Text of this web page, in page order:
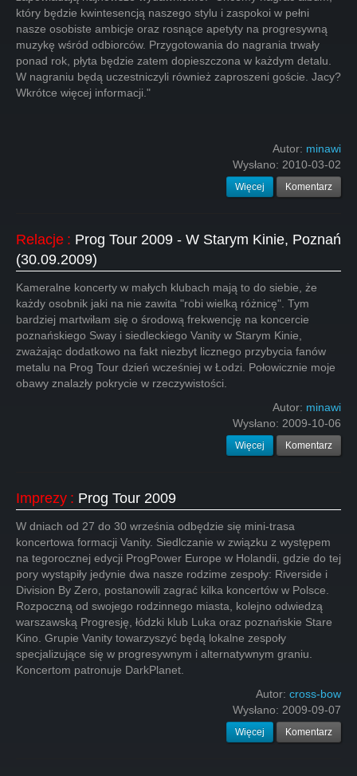
który będzie kwintesencją naszego stylu i zaspokoi w pełni
nasze osobiste ambicje oraz rosnące apetyty na progresywną
muzykę wśród odbiorców. Przygotowania do nagrania trwały
ponad rok, płyta będzie zatem dopieszczona w każdym detalu.
W nagraniu będą uczestniczyli również zaproszeni goście. Jacy?
Wkrótce więcej informacji."
Autor: minawi
Wysłano: 2010-03-02
Więcej Komentarz
Relacje : Prog Tour 2009 - W Starym Kinie, Poznań
(30.09.2009)
Kameralne koncerty w małych klubach mają to do siebie, że
każdy osobnik jaki na nie zawita "robi wielką różnicę". Tym
bardziej martwiłam się o środową frekwencję na koncercie
poznańskiego Sway i siedleckiego Vanity w Starym Kinie,
zważając dodatkowo na fakt niezbyt licznego przybycia fanów
metalu na Prog Tour dzień wcześniej w Łodzi. Połowicznie moje
obawy znalazły pokrycie w rzeczywistości.
Autor: minawi
Wysłano: 2009-10-06
Więcej Komentarz
Imprezy : Prog Tour 2009
W dniach od 27 do 30 września odbędzie się mini-trasa
koncertowa formacji Vanity. Siedlczanie w związku z występem
na tegorocznej edycji ProgPower Europe w Holandii, gdzie do tej
pory wystąpiły jedynie dwa nasze rodzime zespoły: Riverside i
Division By Zero, postanowili zagrać kilka koncertów w Polsce.
Rozpoczną od swojego rodzinnego miasta, kolejno odwiedzą
warszawską Progresję, łódzki klub Luka oraz poznańskie Stare
Kino. Grupie Vanity towarzyszyć będą lokalne zespoły
specjalizujące się w progresywnym i alternatywnym graniu.
Koncertom patronuje DarkPlanet.
Autor: cross-bow
Wysłano: 2009-09-07
Więcej Komentarz